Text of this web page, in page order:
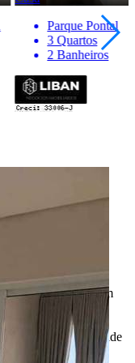
Parque Pontal
3 Quartos
2 Banheiros
estão sujeitas à
as condições e
fazem parte de um
Liban -
garante a veracidade